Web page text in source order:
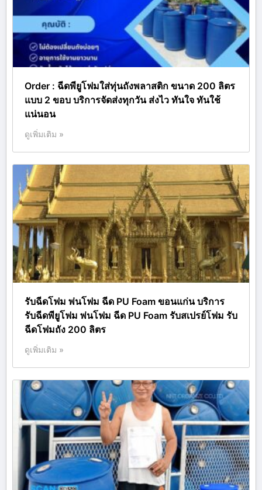
Order : ฉีดพียูโฟมใส่ทุ่นถังพลาสติก ขนาด 200 ลิตร
แบบ 2 ขอบ บริการจัดส่งทุกวัน ส่งไว ทันใจ ทันใช้
แน่นอน
ดูเพิ่มเติม »
รับฉีดโฟม พ่นโฟม ฉีด PU Foam ขอนแก่น บริการ
รับฉีดพียูโฟม พ่นโฟม ฉีด PU Foam รับสเปรย์โฟม รับ
ฉีดโฟมถัง 200 ลิตร
ดูเพิ่มเติม »